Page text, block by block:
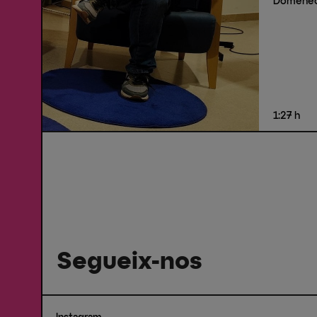
1:27 h
Segueix-nos